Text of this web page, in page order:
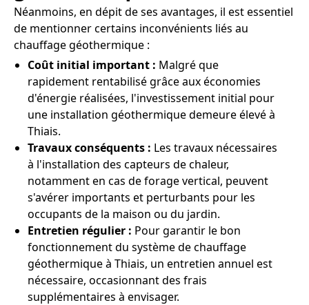
Néanmoins, en dépit de ses avantages, il est essentiel
de mentionner certains inconvénients liés au
chauffage géothermique :
Coût initial important : Malgré que
rapidement rentabilisé grâce aux économies
d'énergie réalisées, l'investissement initial pour
une installation géothermique demeure élevé à
Thiais.
Travaux conséquents : Les travaux nécessaires
à l'installation des capteurs de chaleur,
notamment en cas de forage vertical, peuvent
s'avérer importants et perturbants pour les
occupants de la maison ou du jardin.
Entretien régulier : Pour garantir le bon
fonctionnement du système de chauffage
géothermique à Thiais, un entretien annuel est
nécessaire, occasionnant des frais
supplémentaires à envisager.